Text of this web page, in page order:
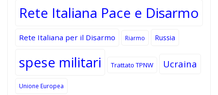
Rete Italiana Pace e Disarmo
Rete Italiana per il Disarmo Riarmo Russia
spese militari Trattato TPNW Ucraina
Unione Europea